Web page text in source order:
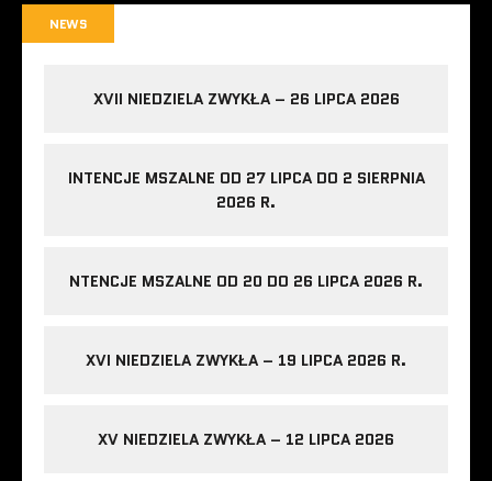
NEWS
XVII NIEDZIELA ZWYKŁA – 26 LIPCA 2026
INTENCJE MSZALNE OD 27 LIPCA DO 2 SIERPNIA
2026 R.
NTENCJE MSZALNE OD 20 DO 26 LIPCA 2026 R.
XVI NIEDZIELA ZWYKŁA – 19 LIPCA 2026 R.
XV NIEDZIELA ZWYKŁA – 12 LIPCA 2026